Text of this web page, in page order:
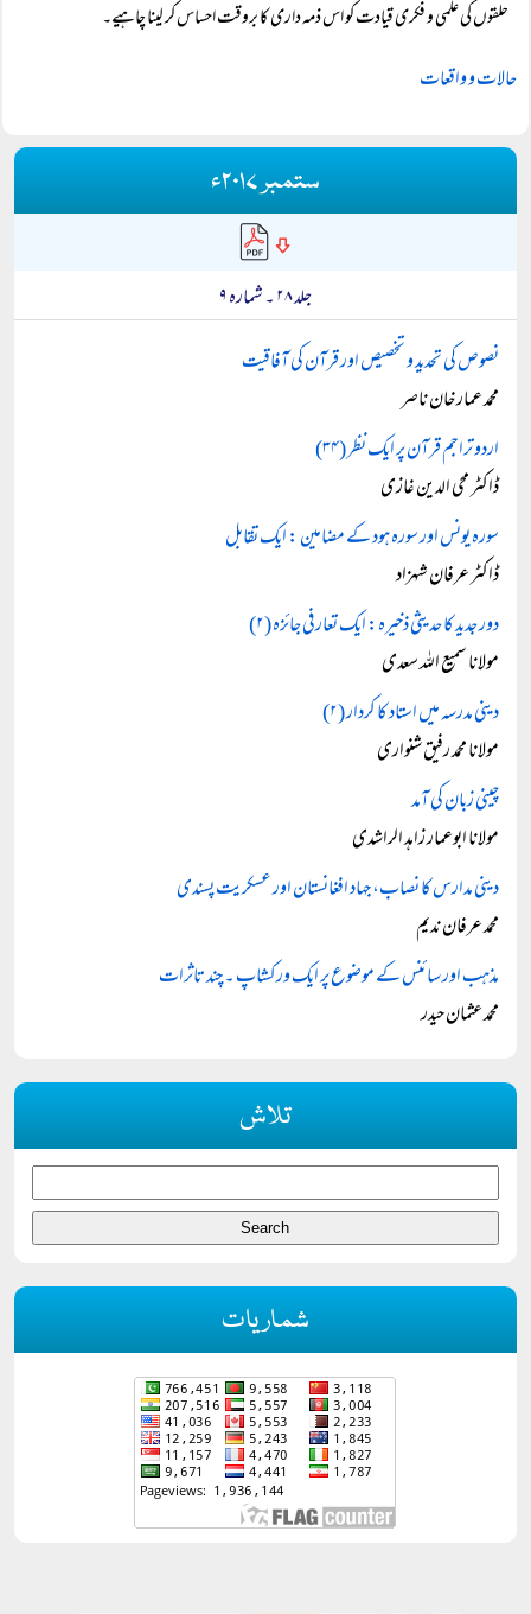
حلقوں کی علمی و فکری قیادت کو اس ذمہ داری کا بروقت احساس کر لینا چاہیے۔
حالات و واقعات
ستمبر ۲۰۱۷ء
جلد ۲۸ ۔ شمارہ ۹
نصوص کی تحدید و تخصیص اور قرآن کی آفاقیت
محمد عمار خان ناصر
اردو تراجم قرآن پر ایک نظر (۳۴)
ڈاکٹر محی الدین غازی
سورہ یونس اور سورہ ہود کے مضامین : ایک تقابل
ڈاکٹر عرفان شہزاد
دور جدید کا حدیثی ذخیرہ: ایک تعارفی جائزہ (۲)
مولانا سمیع اللہ سعدی
دینی مدرسہ میں استاد کا کردار (۲)
مولانا محمد رفیق شنواری
چینی زبان کی آمد
مولانا ابوعمار زاہد الراشدی
دینی مدارس کا نصاب، جہاد افغانستان اور عسکریت پسندی
محمد عرفان ندیم
مذہب اور سائنس کے موضوع پر ایک ورکشاپ ۔ چند تاثرات
محمد عثمان حیدر
تلاش
شماریات